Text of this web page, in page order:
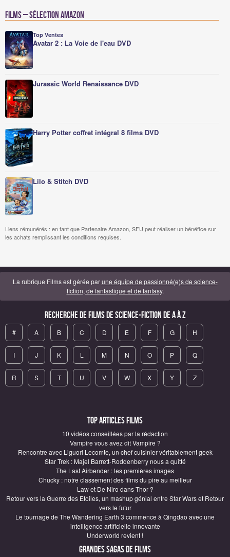
Films – Sélection Amazon
Top Ventes
Avatar 2 : La Voie de l'eau DVD
Jurassic World Renaissance DVD
Harry Potter coffret intégral 8 films DVD
Lilo & Stitch DVD
Liens rémunérés : en tant que Partenaire Amazon, SFU peut réaliser un bénéfice sur
les achats remplissant les conditions requises.
La rubrique Films est gérée parune équipe de passionné(e)s de science-
fiction, de fantastique et de fantasy.
Recherche de Films de science-fiction de A à Z
# A B C D E F G H
I J K L M N O P Q
R S T U V W X Y Z
Top articles Films
10 vidéos conseillées par la rédaction
Vampire vous avez dit Vampire ?
Rencontre avec Liguori Lecomte, un chef cuisinier véritablement geek
Star Trek : Majel Barrett-Roddenberry nous a quitté
The Last Airbender : les premières images
Chucky : notre classement des films du pire au meilleur
Law et De Niro dans Thor ?
Retour vers la Guerre des Etoiles, un mashup génial entre Star Wars et Retour
vers le futur
Le tournage de The Wandering Earth 3 commence à Qingdao avec une
intelligence artificielle innovante
Underworld revient !
Grandes sagas de Films